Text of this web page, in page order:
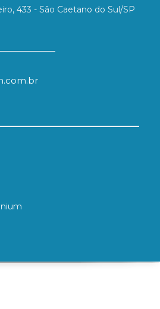
433 - São Caetano do Sul/SP